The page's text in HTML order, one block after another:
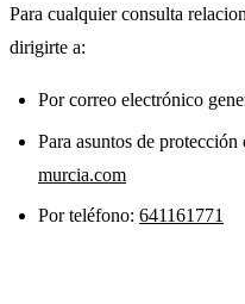
Para cualquier consulta
dirigirte a:
Por correo electrónico
Para asuntos de protección
murcia.com
Por teléfono: 641161771‬‬